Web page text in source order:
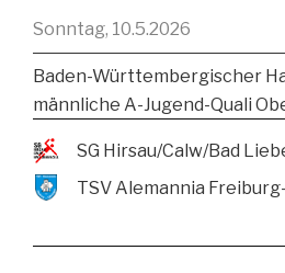
Sonntag, 10.5.2026
Baden-Württembergischer
männliche A-Jugend-Quali
SG Hirsau/Calw/Bad